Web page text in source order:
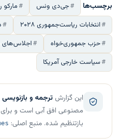
برچسب‌ها جی‌دی ونس مارکو
انتخابات ریاست‌جمهوری ۲۰۲۸
حزب جمهوری‌خواه
اجلاس‌های
سیاست خارجی آمریکا
این گزارش ترجمه و
مصنوعی افق آبی است و برای
بازتنظیم شده. منبع اصلی: